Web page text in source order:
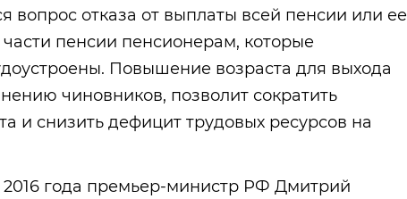
вопрос отказа от выплаты всей пенсии или ее
пенсии пенсионерам, которые
Повышение возраста для выхода
чиновников, позволит сократить
и снизить дефицит трудовых ресурсов на
2016 года премьер-министр РФ Дмитрий